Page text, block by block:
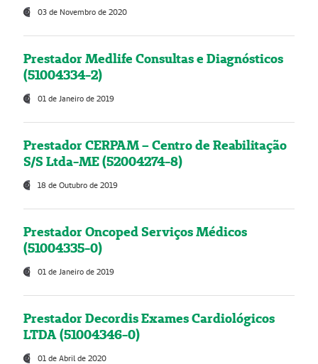
03 de Novembro de 2020
Prestador Medlife Consultas e Diagnósticos
(51004334-2)
01 de Janeiro de 2019
Prestador CERPAM – Centro de Reabilitação
S/S Ltda-ME (52004274-8)
18 de Outubro de 2019
Prestador Oncoped Serviços Médicos
(51004335-0)
01 de Janeiro de 2019
Prestador Decordis Exames Cardiológicos
LTDA (51004346-0)
01 de Abril de 2020